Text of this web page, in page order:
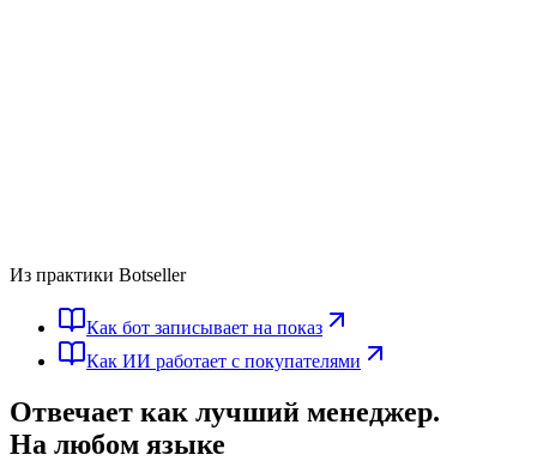
Из практики Botseller
Как бот записывает на показ
Как ИИ работает с покупателями
Отвечает как лучший менеджер.
На любом языке